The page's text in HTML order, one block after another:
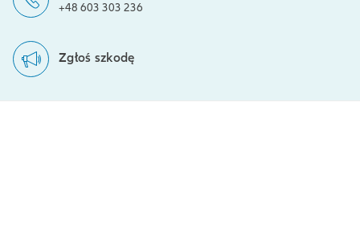
+48 603 303 236
Zgłoś szkodę